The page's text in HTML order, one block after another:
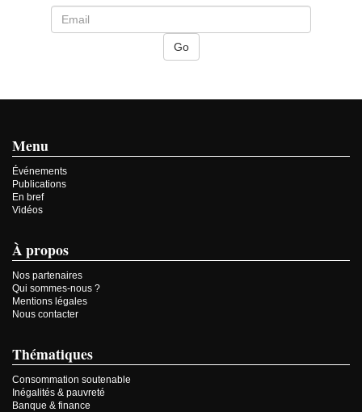
Menu
Événements
Publications
En bref
Vidéos
À propos
Nos partenaires
Qui sommes-nous ?
Mentions légales
Nous contacter
Thématiques
Consommation soutenable
Inégalités & pauvreté
Banque & finance